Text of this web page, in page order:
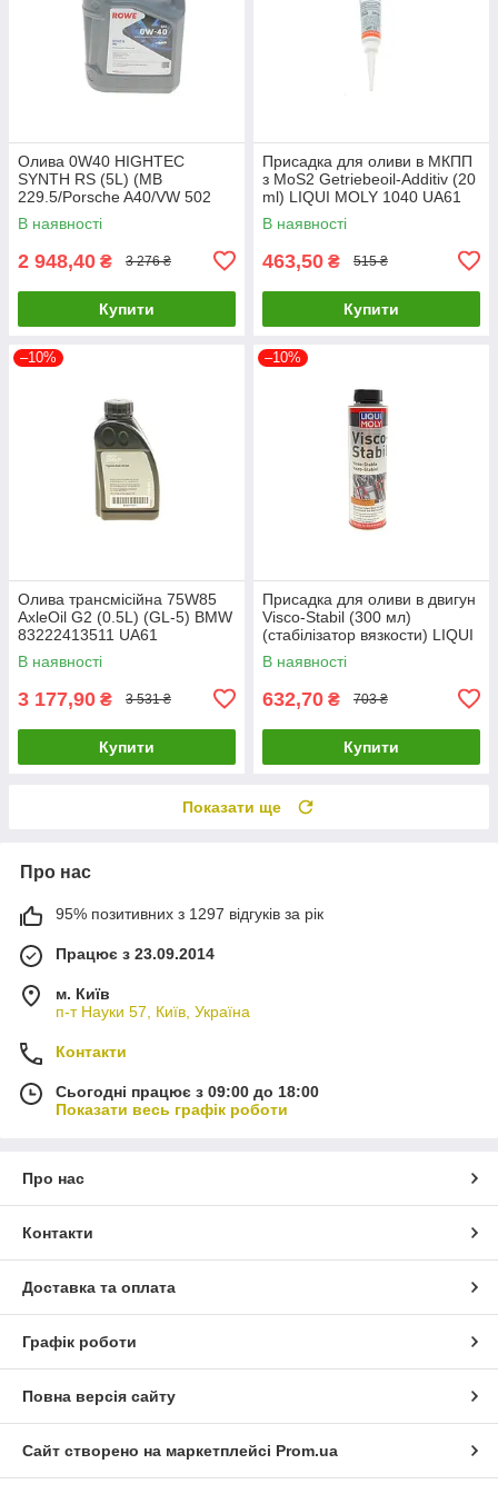
Олива 0W40 HIGHTEC
SYNTH RS (5L) (MB
229.5/Porsche A40/VW 502
00/505 00) (ACEA A3/B4) (API
20020-0050-99 UA61
В наявності
2 948,40 ₴ 3 276 ₴
Купити
Присадка для оливи в МКПП
з MoS2 Getriebeoil-Additiv (20
ml) LIQUI MOLY 1040 UA61
В наявності
463,50 ₴ 515 ₴
Купити
–10%
Олива трансмісійна 75W85
AxleOil G2 (0.5L) (GL-5) BMW
83222413511 UA61
В наявності
3 177,90 ₴ 3 531 ₴
Купити
–10%
Присадка для оливи в двигун
Visco-Stabil (300 мл)
(cтабілізатор вязкости) LIQUI
MOLY 1017 UA61
В наявності
632,70 ₴ 703 ₴
Купити
Показати ще
Про нас
95% позитивних з 1297 відгуків за рік
Працює з 23.09.2014
м. Київ
п-т Науки 57, Київ, Україна
Контакти
Сьогодні працює з 09:00 до 18:00
Показати весь графік роботи
Про нас
Контакти
Доставка та оплата
Графік роботи
Повна версія сайту
Сайт створено на маркетплейсі Prom.ua